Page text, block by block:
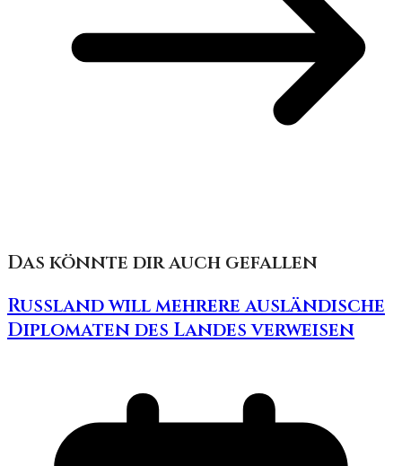
Das könnte dir auch gefallen
Russland will mehrere ausländische
Diplomaten des Landes verweisen